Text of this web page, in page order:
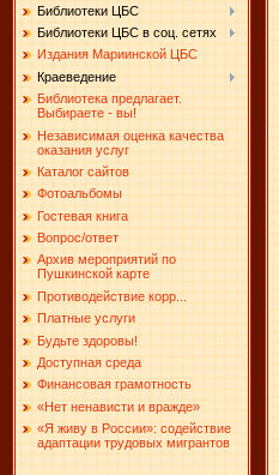
Библиотеки ЦБС
Библиотеки ЦБС в соц. сетях
Издания Мариинской ЦБС
Краеведение
Библиотека предлагает.
Выбираете - вы!
Независимая оценка качества
оказания услуг
Каталог сайтов
Фотоальбомы
Гостевая книга
Вопрос/ответ
Архив мероприятий по
Пушкинской карте
Противодействие корр...
Платные услуги
Будьте здоровы!
Доступная среда
Финансовая грамотность
«Нет ненависти и вражде»
«Я живу в России»: содействие
адаптации трудовых мигрантов